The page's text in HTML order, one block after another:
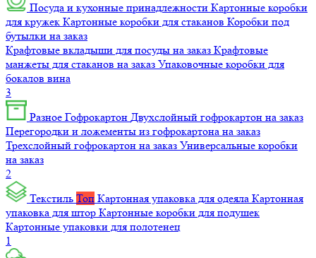
Посуда и кухонные принадлежности Картонные коробки
для кружек Картонные коробки для стаканов Коробки под
бутылки на заказ
Крафтовые вкладыши для посуды на заказ Крафтовые
манжеты для стаканов на заказ Упаковочные коробки для
бокалов вина
3
Разное Гофрокартон Двухслойный гофрокартон на заказ
Перегородки и ложементы из гофрокартона на заказ
Трехслойный гофрокартон на заказ Универсальные коробки
на заказ
2
Текстиль Топ Картонная упаковка для одеяла Картонная
упаковка для штор Картонные коробки для подушек
Картонные упаковки для полотенец
1